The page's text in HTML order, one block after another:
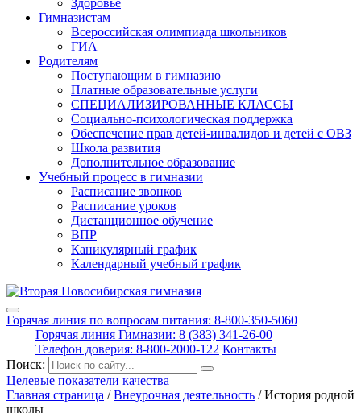
Здоровье
Гимназистам
Всероссийская олимпиада школьников
ГИА
Родителям
Поступающим в гимназию
Платные образовательные услуги
СПЕЦИАЛИЗИРОВАННЫЕ КЛАССЫ
Социально-психологическая поддержка
Обеспечение прав детей-инвалидов и детей с ОВЗ
Школа развития
Дополнительное образование
Учебный процесс в гимназии
Расписание звонков
Расписание уроков
Дистанционное обучение
ВПР
Каникулярный график
Календарный учебный график
Горячая линия по вопросам питания: 8-800-350-5060
Горячая линия Гимназии: 8 (383) 341-26-00
Телефон доверия: 8-800-2000-122 Контакты
Поиск:
Целевые показатели качества
Главная страница /Внеурочная деятельность /История родной
школы